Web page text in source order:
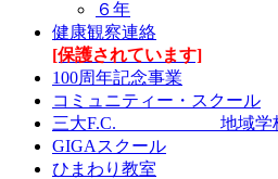
６年
健康観察連絡
[保護されています]
100周年記念事業
コミュニティー・スクール
三大F.C. 地域学校
GIGAスクール
ひまわり教室